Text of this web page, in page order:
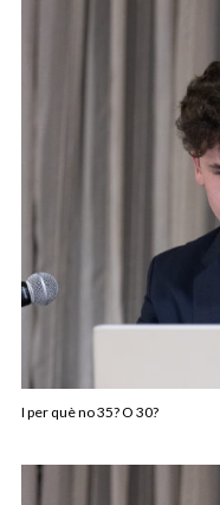
I per què no 35? O 30?